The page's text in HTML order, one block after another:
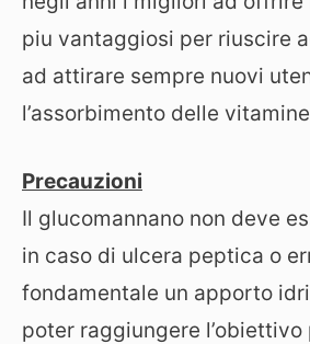
piu vantaggiosi per riuscire
ad attirare sempre nuovi
l’assorbimento delle
Precauzioni
Il glucomannano non deve
in caso di ulcera peptica o
fondamentale un apporto
poter raggiungere